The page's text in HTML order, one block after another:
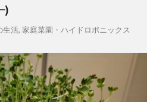
生活, 家庭菜園・ハイドロポニックス
日本人村社会 脱水シート
検索